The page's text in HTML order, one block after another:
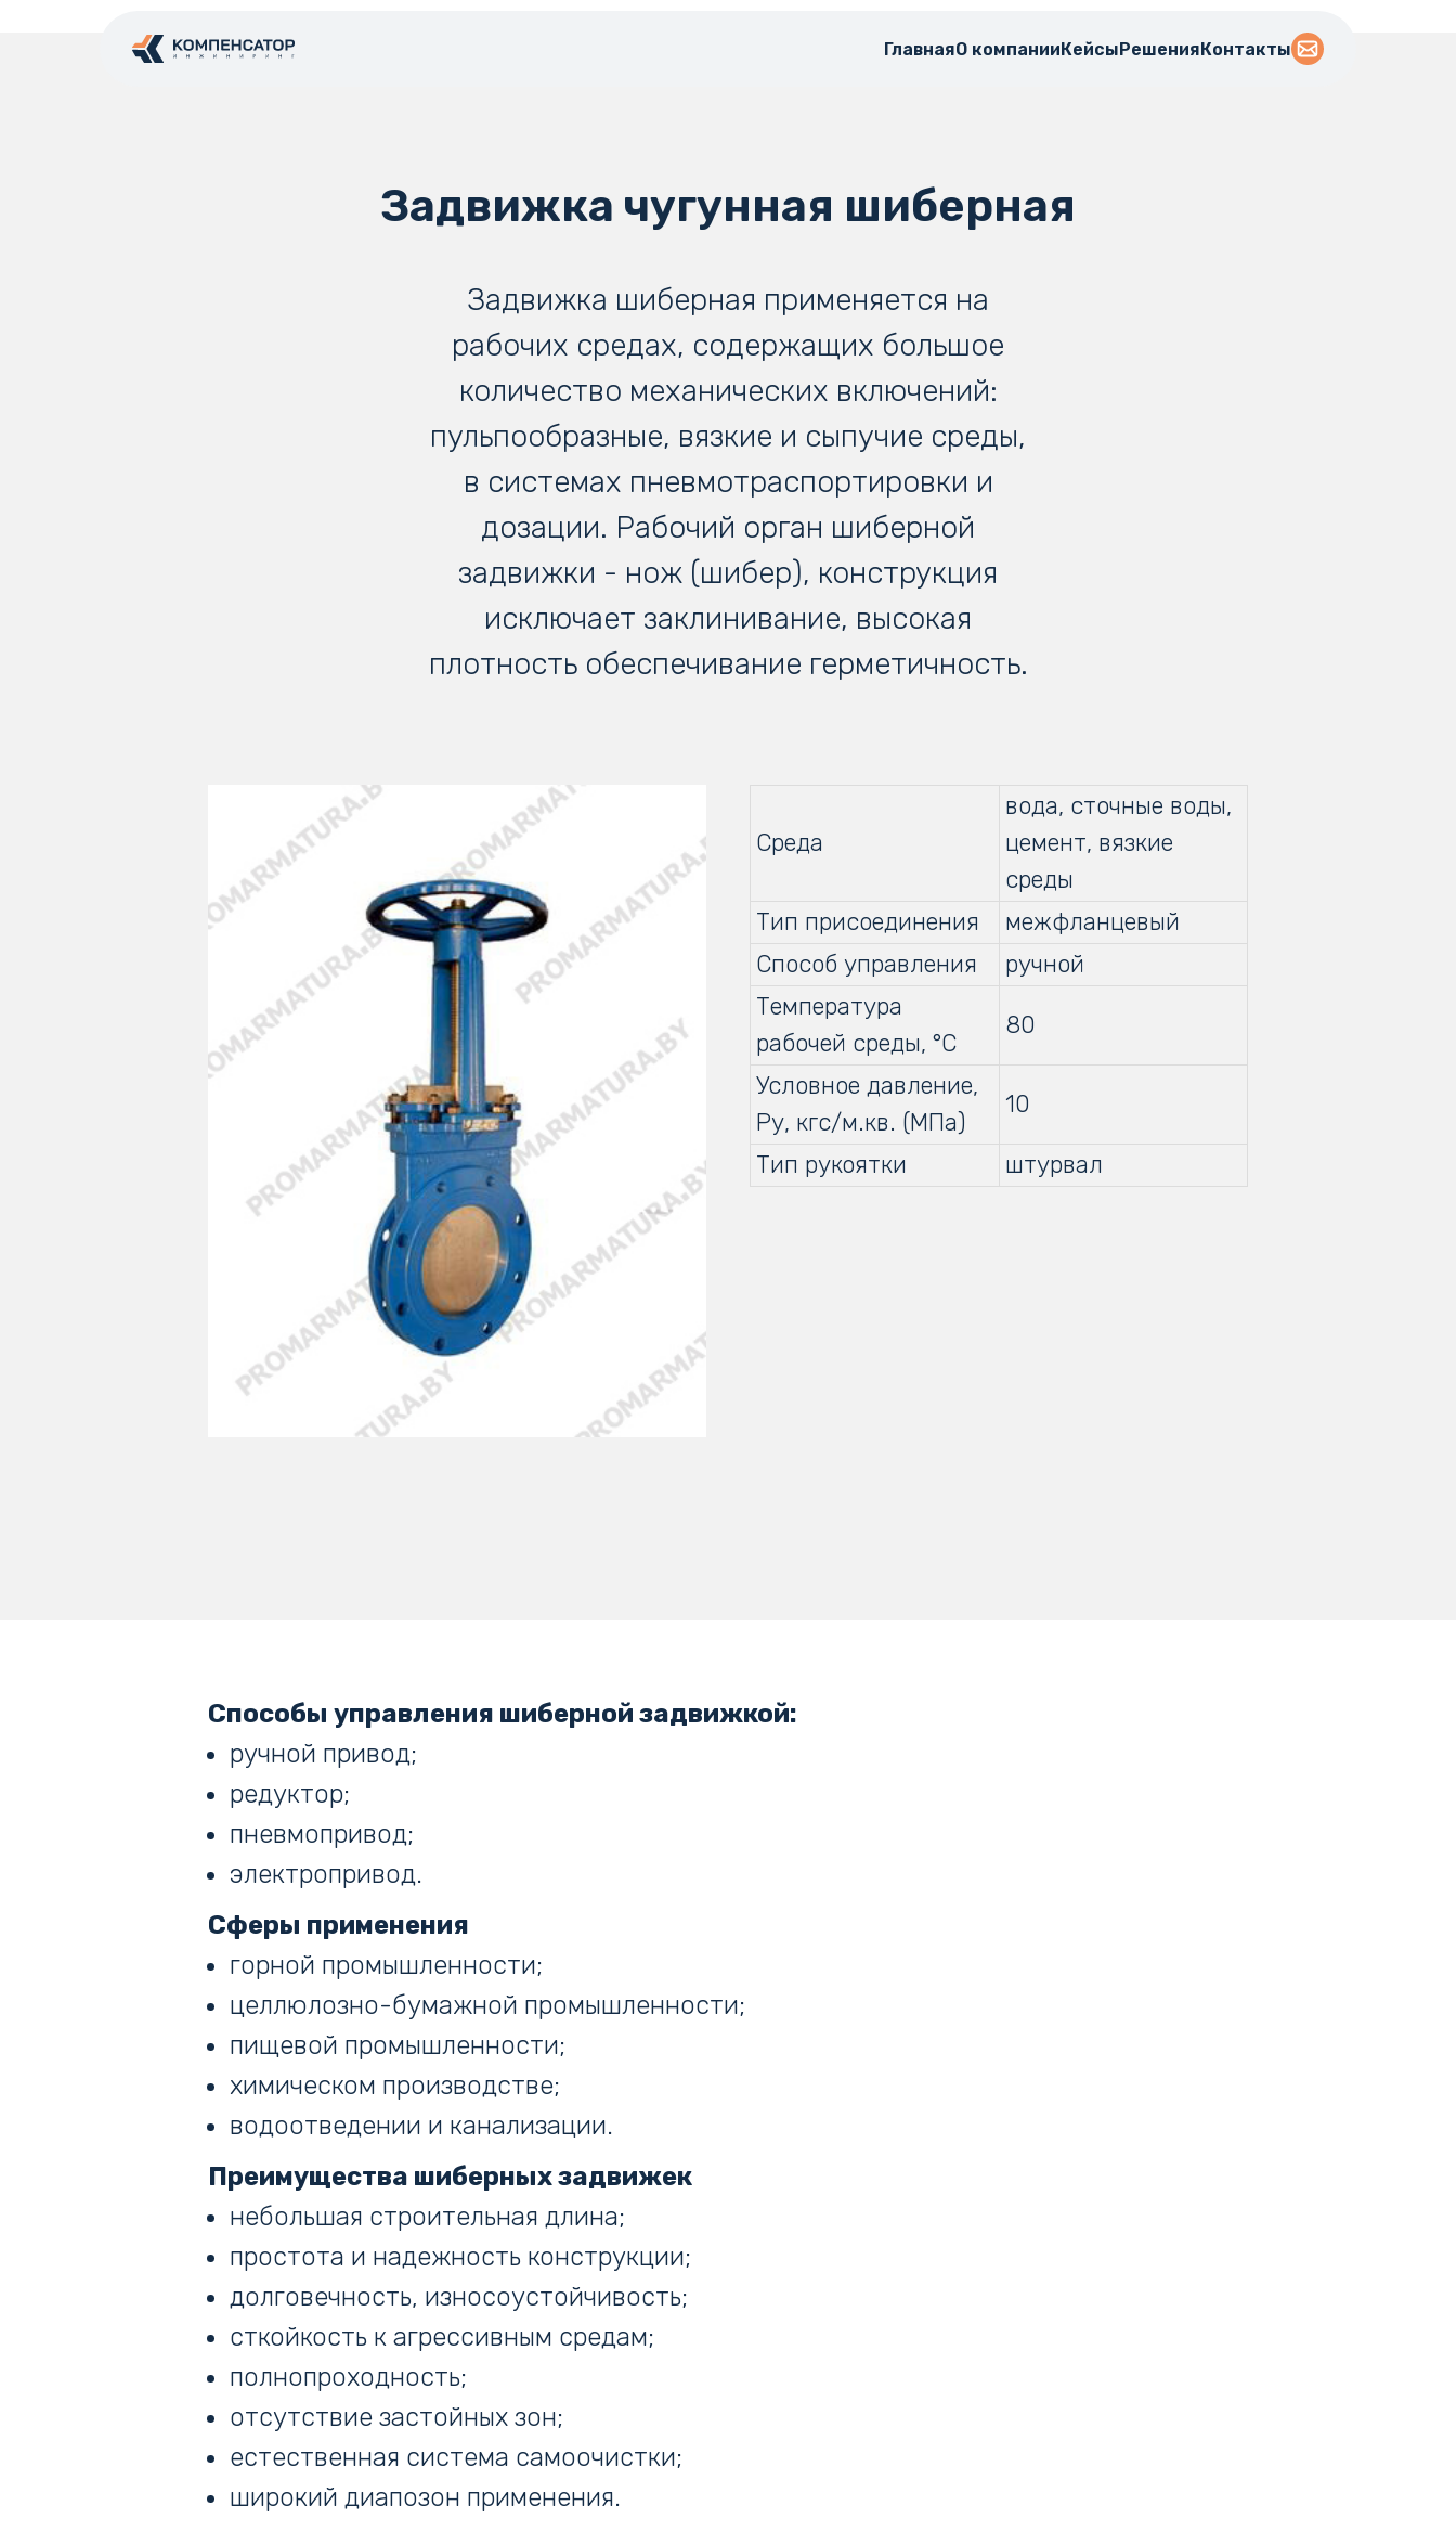
ГлавнаяО компанииКейсыРешенияКонтакты
Задвижка чугунная шиберная
Задвижка шиберная применяется на
рабочих средах, содержащих большое
количество механических включений:
пульпообразные, вязкие и сыпучие среды,
в системах пневмотраспортировки и
дозации. Рабочий орган шиберной
задвижки - нож (шибер), конструкция
исключает заклинивание, высокая
плотность обеспечивание герметичность.
Среда
вода, сточные воды,
цемент, вязкие
среды
Тип присоединения
межфланцевый
Способ управления
ручной
Температура
рабочей среды, °С
80
Условное давление,
Ру, кгс/м.кв. (МПа)
10
Тип рукоятки штурвал
Способы управления шиберной задвижкой:
ручной привод;
редуктор;
пневмопривод;
электропривод.
Сферы применения
горной промышленности;
целлюлозно-бумажной промышленности;
пищевой промышленности;
химическом производстве;
водоотведении и канализации.
Преимущества шиберных задвижек
небольшая строительная длина;
простота и надежность конструкции;
долговечность, износоустойчивость;
сткойкость к агрессивным средам;
полнопроходность;
отсутствие застойных зон;
естественная система самоочистки;
широкий диапозон применения.